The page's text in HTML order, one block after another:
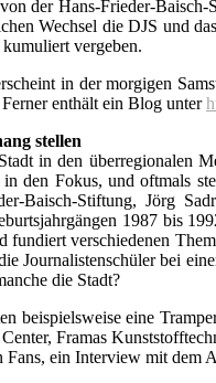
der Hans-Frieder-
Wechsel die DJS und
vergeben.
in der morgigen
enthält ein Blog unter
stellen
in den überregionalen
in den Fokus, und oftmals
Baisch-Stiftung, Jörg
1987 bis
verschiedenen
Journalistenschüler bei
die Stadt?
beispielsweise eine
Framas
Fans, ein Interview mit